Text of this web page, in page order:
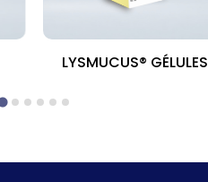
LYSMUCUS® GÉLULES